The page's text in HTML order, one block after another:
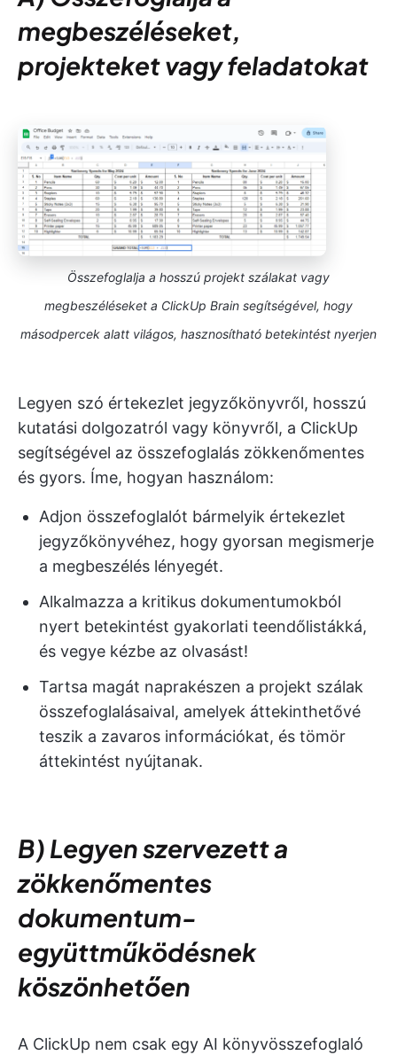
megbeszéléseket,
projekteket vagy feladatokat
Összefoglalja a hosszú projekt szálakat vagy
megbeszéléseket a ClickUp Brain segítségével, hogy
másodpercek alatt világos, hasznosítható betekintést nyerjen
Legyen szó értekezlet jegyzőkönyvről, hosszú
kutatási dolgozatról vagy könyvről, a ClickUp
segítségével az összefoglalás zökkenőmentes
és gyors. Íme, hogyan használom:
Adjon összefoglalót bármelyik értekezlet
jegyzőkönyvéhez, hogy gyorsan megismerje
a megbeszélés lényegét.
Alkalmazza a kritikus dokumentumokból
nyert betekintést gyakorlati teendőlistákká,
és vegye kézbe az olvasást!
Tartsa magát naprakészen a projekt szálak
összefoglalásaival, amelyek áttekinthetővé
teszik a zavaros információkat, és tömör
áttekintést nyújtanak.
B) Legyen szervezett a
zökkenőmentes
dokumentum-
együttműködésnek
köszönhetően
A ClickUp nem csak egy AI könyvösszefoglaló